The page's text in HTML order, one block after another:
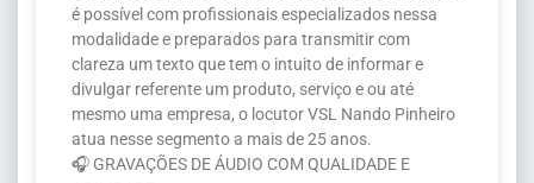
é possível com profissionais especializados nessa
modalidade e preparados para transmitir com
clareza um texto que tem o intuito de informar e
divulgar referente um produto, serviço e ou até
mesmo uma empresa, o locutor VSL Nando Pinheiro
atua nesse segmento a mais de 25 anos.
🎧 GRAVAÇÕES DE ÁUDIO COM QUALIDADE E